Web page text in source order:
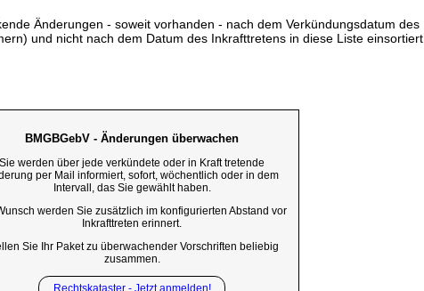
Änderungen - soweit vorhanden - nach dem Verkündungsdatum des
und nicht nach dem Datum des Inkrafttretens in diese Liste einsortiert
BMGBGebV - Änderungen überwachen
Sie werden über jede verkündete oder in Kraft tretende
per Mail informiert, sofort, wöchentlich oder in dem
Intervall, das Sie gewählt haben.
werden Sie zusätzlich im konfigurierten Abstand vor
Inkrafttreten erinnert.
Sie Ihr Paket zu überwachender Vorschriften beliebig
zusammen.
Rechtskataster - Jetzt anmelden!